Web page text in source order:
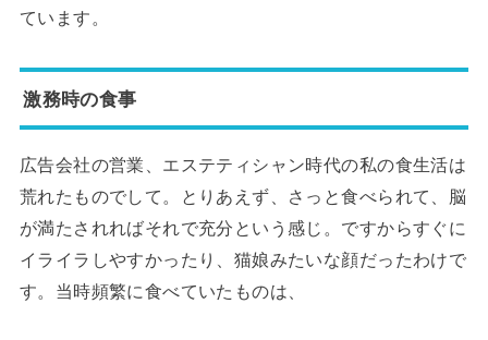
ています。
激務時の食事
広告会社の営業、エステティシャン時代の私の食生活は
荒れたものでして。とりあえず、さっと食べられて、脳
が満たされればそれで充分という感じ。ですからすぐに
イライラしやすかったり、猫娘みたいな顔だったわけで
す。当時頻繁に食べていたものは、